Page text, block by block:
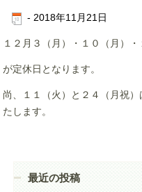
- 2018年11月21日
１２月３（月）・１０（月）
が定休日となります。
尚、１１（火）と２４（月祝
たします。
最近の投稿